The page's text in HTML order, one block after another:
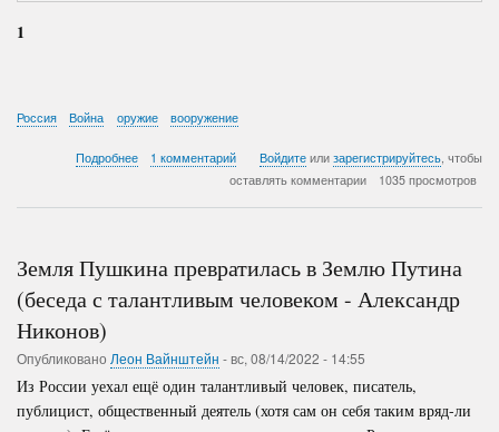
1
Россия Война оружие вооружение
Подробнеео
России:
"Авангард",
"Вечный
1 комментарий Войдите или зарегистрируйтесь , чтобы
оставлять комментарии
1035 просмотров
Земля Пушкина превратилась в Землю Путина
(беседа с талантливым человеком - Александр
Никонов)
Опубликовано Леон Вайнштейн -вс, 08/14/2022 - 14:55
Из России уехал ещё один талантливый человек, писатель,
публицист, общественный деятель (хотя сам он себя таким вряд-ли